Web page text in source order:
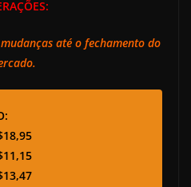
até o fechamento do